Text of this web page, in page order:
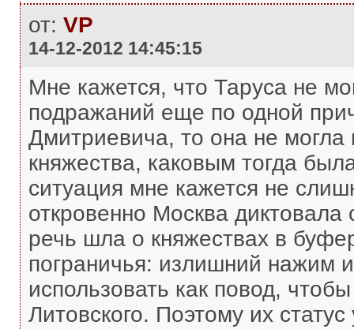
от: VP
14-12-2012 14:45:15
Мне кажется, что Таруса не
подражаний еще по одной
Дмитриевича, то она не могла
княжества, каковым тогда
ситуация мне кажется не
откровенно Москва
речь шла о княжествах в
пограничья: излишний нажим
использовать как повод,
Литовского. Поэтому их